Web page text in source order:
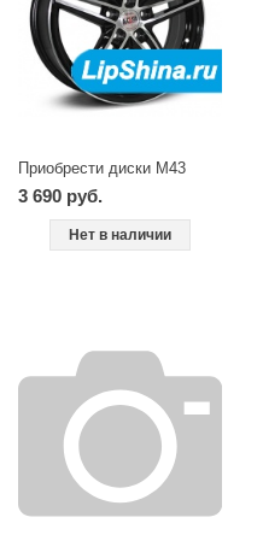
Приобрести диски M43
3 690 руб.
Нет в наличии